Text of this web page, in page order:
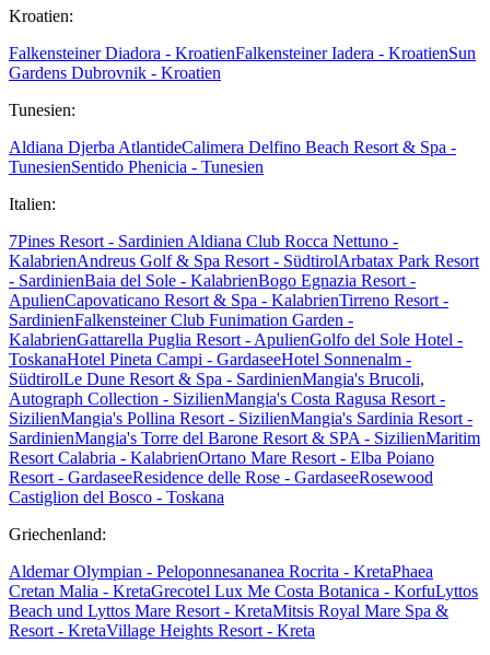
Kroatien:
Falkensteiner Diadora - KroatienFalkensteiner Iadera - KroatienSun
Gardens Dubrovnik - Kroatien
Tunesien:
Aldiana Djerba AtlantideCalimera Delfino Beach Resort & Spa -
TunesienSentido Phenicia - Tunesien
Italien:
7Pines Resort - Sardinien Aldiana Club Rocca Nettuno -
KalabrienAndreus Golf & Spa Resort - SüdtirolArbatax Park Resort
- SardinienBaia del Sole - KalabrienBogo Egnazia Resort -
ApulienCapovaticano Resort & Spa - KalabrienTirreno Resort -
SardinienFalkensteiner Club Funimation Garden -
KalabrienGattarella Puglia Resort - ApulienGolfo del Sole Hotel -
ToskanaHotel Pineta Campi - GardaseeHotel Sonnenalm -
SüdtirolLe Dune Resort & Spa - SardinienMangia's Brucoli,
Autograph Collection - SizilienMangia's Costa Ragusa Resort -
SizilienMangia's Pollina Resort - SizilienMangia's Sardinia Resort -
SardinienMangia's Torre del Barone Resort & SPA - SizilienMaritim
Resort Calabria - KalabrienOrtano Mare Resort - Elba Poiano
Resort - GardaseeResidence delle Rose - GardaseeRosewood
Castiglion del Bosco - Toskana
Griechenland:
Aldemar Olympian - Peloponnesananea Rocrita - KretaPhaea
Cretan Malia - KretaGrecotel Lux Me Costa Botanica - KorfuLyttos
Beach und Lyttos Mare Resort - KretaMitsis Royal Mare Spa &
Resort - KretaVillage Heights Resort - Kreta